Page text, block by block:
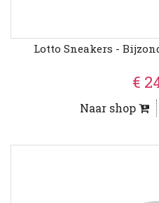
Lotto Sneakers -
€
Naar shop